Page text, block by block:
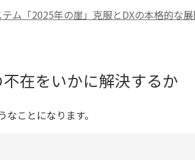
ム「2025年の崖」克服とDXの本格的な展
在をいかに解決するか
ことになります。